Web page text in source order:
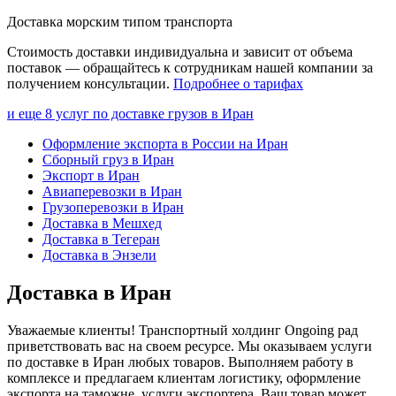
Доставка морским типом транспорта
Стоимость доставки индивидуальна и зависит от объема
поставок — обращайтесь к сотрудникам нашей компании за
получением консультации. Подробнее о тарифах
и еще 8 услуг по доставке грузов в Иран
Оформление экспорта в России на Иран
Сборный груз в Иран
Экспорт в Иран
Авиаперевозки в Иран
Грузоперевозки в Иран
Доставка в Мешхед
Доставка в Тегеран
Доставка в Энзели
Доставка в Иран
Уважаемые клиенты! Транспортный холдинг Ongoing рад
приветствовать вас на своем ресурсе. Мы оказываем услуги
по доставке в Иран любых товаров. Выполняем работу в
комплексе и предлагаем клиентам логистику, оформление